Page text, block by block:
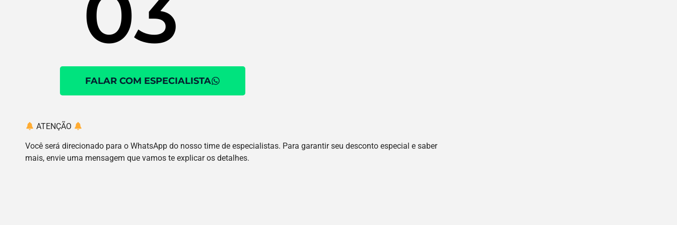
FALAR COM ESPECIALISTA
ATENÇÃO
Você será direcionado para o WhatsApp do nosso time de especialistas. Para garantir seu desconto especial e saber
mais, envie uma mensagem que vamos te explicar os detalhes.